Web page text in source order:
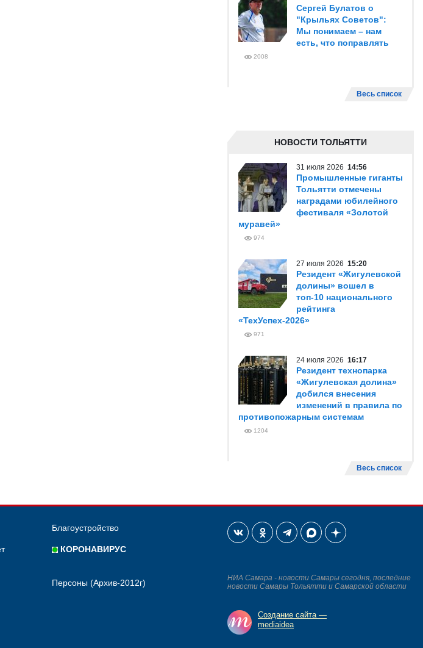
Сергей Булатов о
"Крыльях Советов":
Мы понимаем – нам
есть, что поправлять
2008
Весь список
НОВОСТИ ТОЛЬЯТТИ
31 июля 2026 14:56
Промышленные гиганты
Тольятти отмечены
наградами юбилейного
фестиваля «Золотой
муравей»
974
27 июля 2026 15:20
Резидент «Жигулевской
долины» вошел в
топ-10 национального
рейтинга
«ТехУспех-2026»
971
24 июля 2026 16:17
Резидент технопарка
«Жигулевская долина»
добился внесения
изменений в правила по
противопожарным системам
1204
Весь список
Благоустройство
КОРОНАВИРУС
Персоны (Архив-2012г)
НИА Самара - новости Самары сегодня, последние
новости Самары Тольятти и Самарской области
Создание сайта —
mediaidea